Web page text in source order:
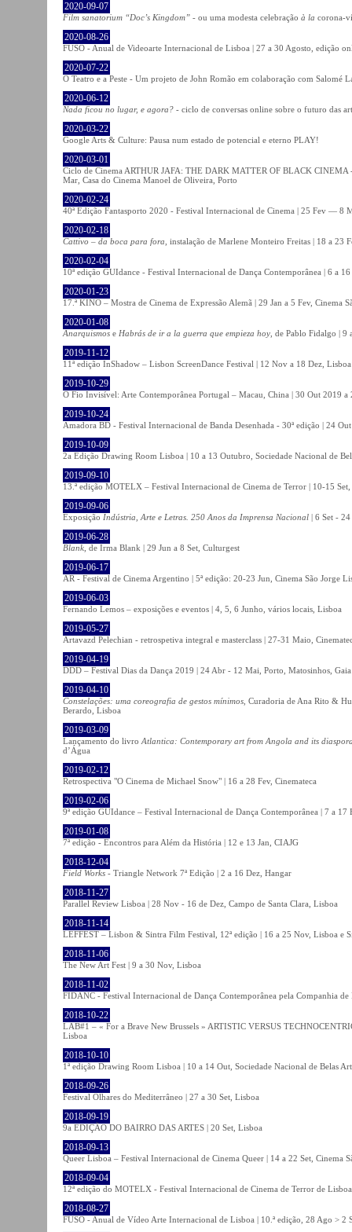
2020-09-07
Film sanatorium “Doc’s Kingdom” - ou uma modesta celebração à la corona-
2020-08-26
FUSO - Anual de Videoarte Internacional de Lisboa | 27 a 30 Agosto, edição
2020-07-22
O Teatro e a Peste - Um projeto de John Romão em colaboração com Salomé
2020-06-12
Nada ficou no lugar, e agora? - ciclo de conversas online sobre o futuro das
2020-03-22
Google Arts & Culture: Pausa num estado de potencial e eterno PLAY!
2020-03-01
Ciclo de Cinema ARTHUR JAFA: THE DARK MATTER OF BLACK
Mar, Casa do Cinema Manoel de Oliveira, Porto
2020-02-24
40ª Edição Fantasporto 2020 - Festival Internacional de Cinema | 25 Fev — 8
2020-02-18
Cattivo – da boca para fora , instalação de Marlene Monteiro Freitas | 18 a
2020-02-04
10ª edição GUIdance - Festival Internacional de Dança Contemporânea | 6 a
2020-01-23
17.ª KINO – Mostra de Cinema de Expressão Alemã | 29 Jan a 5 Fev, Cinema
2020-01-08
Anarquismos e Habrás de ir a la guerra que empieza hoy , de Pablo Fidalgo |
2019-11-12
11ª edição InShadow – Lisbon ScreenDance Festival | 12 Nov a 18 Dez, Lisboa
2019-10-29
O Fio Invisível: Arte Contemporânea Portugal – Macau, China | 30 Out 2019
2019-10-24
Amadora BD - Festival Internacional de Banda Desenhada - 30ª edição | 24
2019-10-09
2a Edição Drawing Room Lisboa | 10 a 13 Outubro, Sociedade Nacional de
2019-09-10
13.ª edição MOTELX – Festival Internacional de Cinema de Terror | 10-15
2019-09-06
Exposição Indústria, Arte e Letras. 250 Anos da Imprensa Nacional | 6 Set -
2019-06-28
Blank , de Irma Blank | 29 Jun a 8 Set, Culturgest
2019-06-17
AR - Festival de Cinema Argentino | 5ª edição: 20-23 Jun, Cinema São Jorge
2019-06-03
Fernando Lemos – exposições e eventos | 4, 5, 6 Junho, vários locais, Lisboa
2019-05-27
Artavazd Pelechian - retrospetiva integral e masterclass | 27-31 Maio,
2019-04-19
DDD – Festival Dias da Dança 2019 | 24 Abr - 12 Mai, Porto, Matosinhos, Gaia
2019-04-10
Constelações: uma coreografia de gestos mínimos , Curadoria de Ana Rito &
Berardo, Lisboa
2019-03-09
Lançamento do livro Atlantica: Contemporary art from Angola and its
d’Água
2019-02-12
Retrospectiva "O Cinema de Michael Snow" | 16 a 28 Fev, Cinemateca
2019-02-06
9ª edição GUIdance – Festival Internacional de Dança Contemporânea | 7 a 17
2019-01-08
7ª edição - Encontros para Além da História | 12 e 13 Jan, CIAJG
2018-12-04
Field Works - Triangle Network 7ª Edição | 2 a 16 Dez, Hangar
2018-11-27
Parallel Review Lisboa | 28 Nov - 16 de Dez, Campo de Santa Clara, Lisboa
2018-11-14
LEFFEST – Lisbon & Sintra Film Festival, 12ª edição | 16 a 25 Nov, Lisboa e
2018-11-06
The New Art Fest | 9 a 30 Nov, Lisboa
2018-11-02
FIDANC - Festival Internacional de Dança Contemporânea pela Companhia
2018-10-22
LAB#1 – « For a Brave New Brussels » ARTISTIC VERSUS
Lisboa
2018-10-10
1ª edição Drawing Room Lisboa | 10 a 14 Out, Sociedade Nacional de Belas
2018-09-26
Festival Olhares do Mediterrâneo | 27 a 30 Set, Lisboa
2018-09-19
9a EDIÇÃO DO BAIRRO DAS ARTES | 20 Set, Lisboa
2018-09-13
Queer Lisboa – Festival Internacional de Cinema Queer | 14 a 22 Set, Cinema
2018-09-04
12ª edição do MOTELX - Festival Internacional de Cinema de Terror de
2018-08-27
FUSO - Anual de Vídeo Arte Internacional de Lisboa | 10.ª edição, 28 Ago > 2